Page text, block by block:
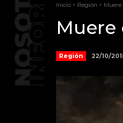
Inicio Región
Muere
Región 22/10/